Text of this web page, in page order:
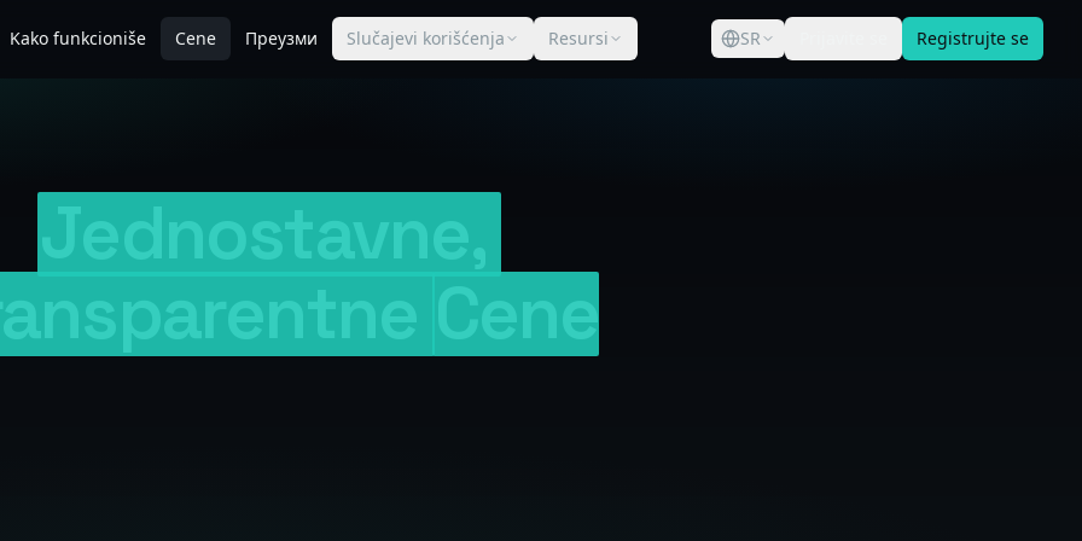
Kako funkcioniše Cene Преузми Slučajevi korišćenja Resursi SR Registrujte se